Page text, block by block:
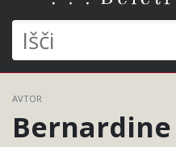
Išči
AVTOR